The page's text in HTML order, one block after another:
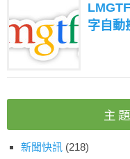
字自動
主
新聞快訊 (218)